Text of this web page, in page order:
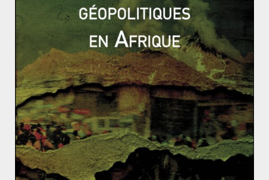
campagne du Cochinchine et du Cambodge.
Sous la Troisième République, les vieilles colonies se
voient reconnaître la citoyenneté française, puis
étendue à l’ensemble des habitants de l’empire à la
conférence de Brazzavile en 1944 ; on y reconnaîtra la
main de Felix Eboué. Ce qui marquera la grandeur
retrouvée de l’empire colonial Francais vu
véritablement la conférence de Berlin en 1884, qui
partagera l’Afrique entre les puissances européennes,
ravivant les tensions “au soleil” avec l’Allemagne de
Guillaume II. En Afrique, on observera un renforcement